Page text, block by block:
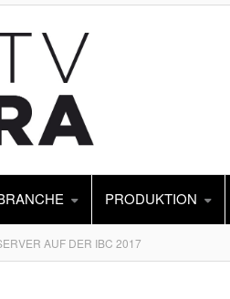
PRODUKTION
AUF DER IBC 2017